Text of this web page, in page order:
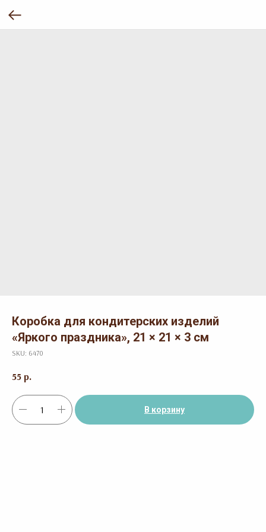
Коробка для кондитерских изделий
«Яркого праздника», 21 × 21 × 3 см
SKU: 6470
55 р.
В корзину